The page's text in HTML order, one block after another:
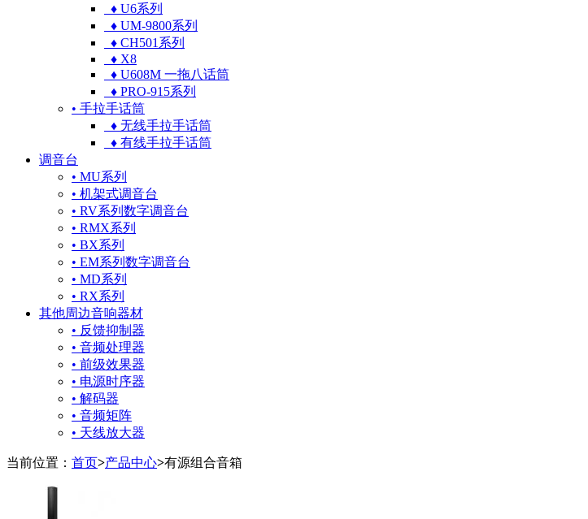
♦ U6系列
♦ UM-9800系列
♦ CH501系列
♦ X8
♦ U608M 一拖八话筒
♦ PRO-915系列
• 手拉手话筒
♦ 无线手拉手话筒
♦ 有线手拉手话筒
调音台
• MU系列
• 机架式调音台
• RV系列数字调音台
• RMX系列
• BX系列
• EM系列数字调音台
• MD系列
• RX系列
其他周边音响器材
• 反馈抑制器
• 音频处理器
• 前级效果器
• 电源时序器
• 解码器
• 音频矩阵
• 天线放大器
当前位置： 首页>产品中心>有源组合音箱